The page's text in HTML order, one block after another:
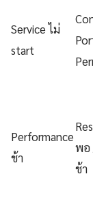
Service ไม่
start
Performance
ช้า
พอ
ช้า